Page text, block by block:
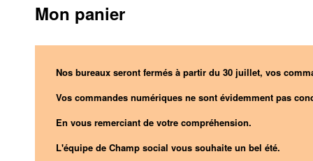
Mon panier
Nos bureaux seront fermés à partir du 30 juillet, vos
Vos commandes numériques ne sont évidemment pas
En vous remerciant de votre compréhension.
L'équipe de Champ social vous souhaite un bel été.